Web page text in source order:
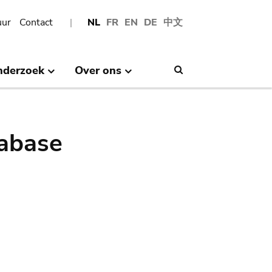
NL FR EN DE 中文
Contact
Over ons